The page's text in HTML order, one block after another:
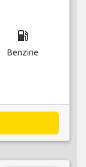
local_gas_station
Benzine